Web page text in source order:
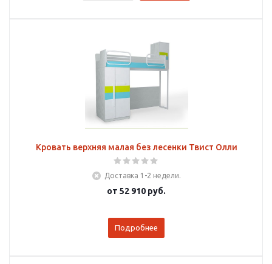
Кровать верхняя малая без лесенки Твист Олли
Доставка 1-2 недели.
от 52 910 руб.
Подробнее